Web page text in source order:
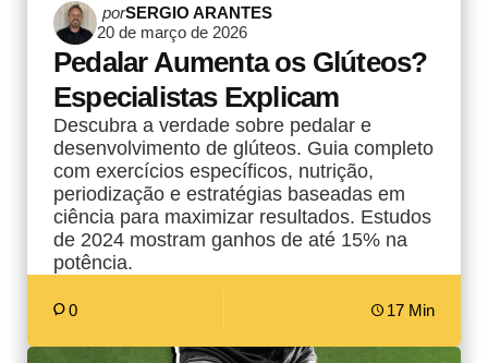
Postado
por
porSERGIO ARANTES
20 de março de 2026
Pedalar Aumenta os Glúteos?
Especialistas Explicam
Descubra a verdade sobre pedalar e
desenvolvimento de glúteos. Guia completo
com exercícios específicos, nutrição,
periodização e estratégias baseadas em
ciência para maximizar resultados. Estudos
de 2024 mostram ganhos de até 15% na
potência.
0 17 Min